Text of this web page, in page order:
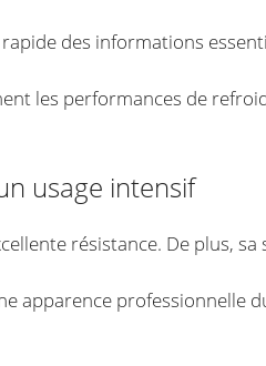
rapide des informations
les performances de
usage intensif
résistance. De plus,
apparence professionnelle